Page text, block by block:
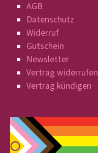
AGB
Datenschutz
Widerruf
Gutschein
Newsletter
Vertrag widerrufen
Vertrag kündigen